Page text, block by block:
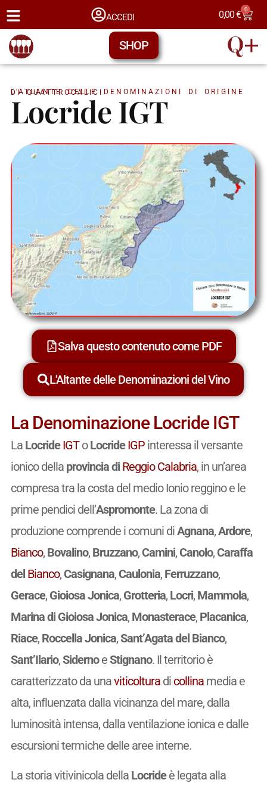
ACCEDI 0,00€ 0
SHOP
L'ATLANTE DELLE DENOMINAZIONI DI ORIGINE DI QUATTROCALICI
Locride IGT
Salva questo contenuto come PDF
L'Altante delle Denominazioni del Vino
La Denominazione Locride IGT
La LocrideIGToLocrideIGPinteressa il versante
ionico della provincia diReggio Calabria, in un’area
compresa tra la costa del medio Ionio reggino e le
prime pendici dell’Aspromonte. La zona di
produzione comprende i comuni diAgnana,Ardore,
Bianco, Bovalino, Bruzzano, Camini, Canolo, Caraffa
del Bianco, Casignana, Caulonia, Ferruzzano,
Gerace, Gioiosa Jonica, Grotteria, Locri, Mammola,
Marina di Gioiosa Jonica, Monasterace, Placanica,
Riace, Roccella Jonica,Sant’Agata del Bianco,
Sant’Ilario,SidernoeStignano. Il territorio è
caratterizzato da unaviticolturadi collinamedia e
alta, influenzata dalla vicinanza del mare, dalla
luminosità intensa, dalla ventilazione ionica e dalle
escursioni termiche delle aree interne.
La storia vitivinicola della Locrideè legata alla